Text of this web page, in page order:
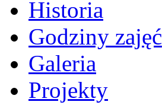
Historia
Godziny zajęć
Galeria
Projekty